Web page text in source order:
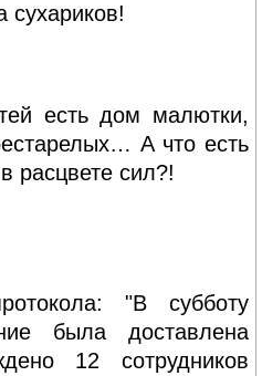
сухариков!
есть дом малютки,
А что есть
расцвете сил?!
"В субботу
была доставлена
12 сотрудников